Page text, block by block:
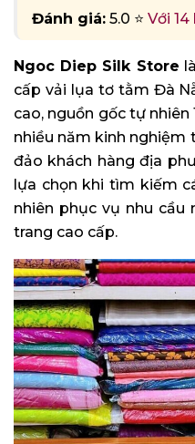
Đánh giá: 5.0 ⭐ Với
Ngoc Diep Silk Store
cấp vải lụa tơ tằm Đà
cao, nguồn gốc tự nhiên
nhiều năm kinh nghiệm
đảo khách hàng địa
lựa chọn khi tìm kiếm
nhiên phục vụ nhu cầu
trang cao cấp.